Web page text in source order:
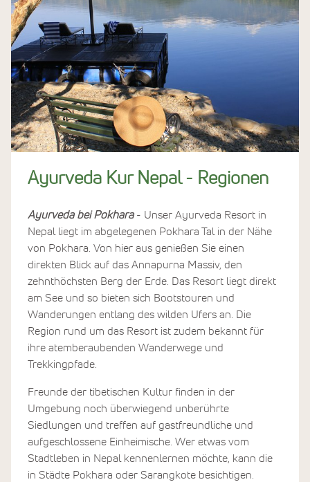
Ayurveda Kur Nepal - Regionen
Ayurveda bei Pokhara- Unser Ayurveda Resort in
Nepal liegt im abgelegenen Pokhara Tal in der Nähe
von Pokhara. Von hier aus genießen Sie einen
direkten Blick auf das Annapurna Massiv, den
zehnthöchsten Berg der Erde. Das Resort liegt direkt
am See und so bieten sich Bootstouren und
Wanderungen entlang des wilden Ufers an. Die
Region rund um das Resort ist zudem bekannt für
ihre atemberaubenden Wanderwege und
Trekkingpfade.
Freunde der tibetischen Kultur finden in der
Umgebung noch überwiegend unberührte
Siedlungen und treffen auf gastfreundliche und
aufgeschlossene Einheimische. Wer etwas vom
Stadtleben in Nepal kennenlernen möchte, kann die
in Städte Pokhara oder Sarangkote besichtigen.